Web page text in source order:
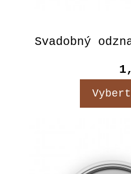
Svadobný